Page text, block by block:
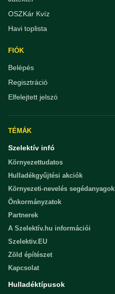
OSZKár Kvíz
Havi toplista
FIÓK
Belépés
Regisztráció
Elfelejtett jelszó
TÉMÁK
Szelektív infó
Környezettudatos
Hulladékgyűjtési akciók
Környezeti-nevelés segédanyagok
Önkormányzatok
Partnerek
A Szelektív.hu információi
Szelektiv.EU
Zöld építészet
Kapcsolat
Hulladéktípusok